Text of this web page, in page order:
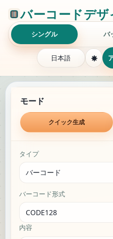
バーコード生
バーコードデザ
シングル バ
日本語
Single barcode
Generation mode
モード
クイック生成
Single generation
タイプ
バーコード形式
内容